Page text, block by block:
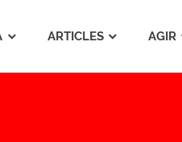
ARTICLES AGIR